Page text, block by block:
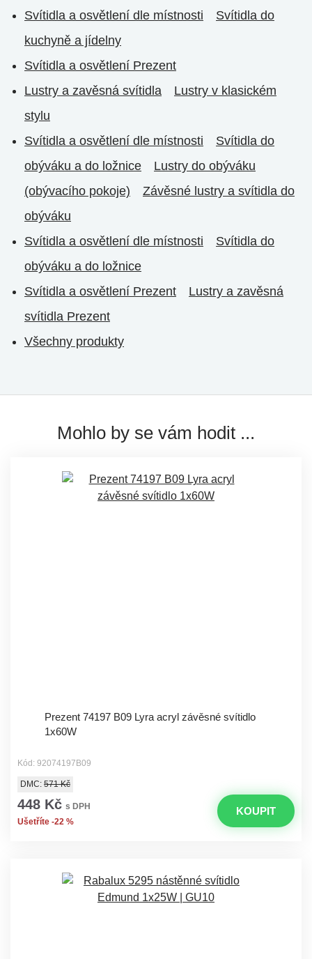
Svítidla a osvětlení dle místnosti
Svítidla do
kuchyně a jídelny
Svítidla a osvětlení Prezent
Lustry a zavěsná svítidla
Lustry v klasickém
stylu
Svítidla a osvětlení dle místnosti
Svítidla do
obýváku a do ložnice
Lustry do obýváku
(obývacího pokoje)
Závěsné lustry a svítidla do
obýváku
Svítidla a osvětlení dle místnosti
Svítidla do
obýváku a do ložnice
Svítidla a osvětlení Prezent
Lustry a zavěsná
svítidla Prezent
Všechny produkty
Mohlo by se vám hodit ...
Prezent 74197 B09 Lyra acryl závěsné svítidlo
1x60W
Kód: 92074197B09
DMC: 571 Kč
448 Kč s DPH
Ušetříte -22 %
KOUPIT